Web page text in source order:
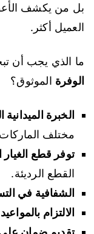
بل من يكشف
العميل أكثر.
ما الذي يجب أن
الوفرة الموثوق؟
الخبرة الميدانية
مختلف الماركات
توفر قطع الغيار
القطع الرديئة.
الشفافية في
الالتزام بالمواعيد